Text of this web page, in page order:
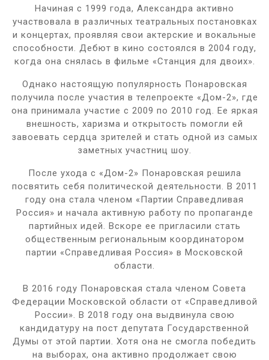
Начиная с 1999 года, Александра активно
участвовала в различных театральных постановках
и концертах, проявляя свои актерские и вокальные
способности. Дебют в кино состоялся в 2004 году,
когда она снялась в фильме «Станция для двоих».
Однако настоящую популярность Понаровская
получила после участия в телепроекте «Дом-2», где
она принимала участие с 2009 по 2010 год. Ее яркая
внешность, харизма и открытость помогли ей
завоевать сердца зрителей и стать одной из самых
заметных участниц шоу.
После ухода с «Дом-2» Понаровская решила
посвятить себя политической деятельности. В 2011
году она стала членом «Партии Справедливая
Россия» и начала активную работу по пропаганде
партийных идей. Вскоре ее пригласили стать
общественным региональным координатором
партии «Справедливая Россия» в Московской
области.
В 2016 году Понаровская стала членом Совета
Федерации Московской области от «Справедливой
России». В 2018 году она выдвинула свою
кандидатуру на пост депутата Государственной
Думы от этой партии. Хотя она не смогла победить
на выборах, она активно продолжает свою